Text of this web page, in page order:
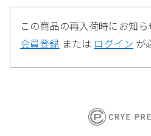
この商品の再入荷時にお知
会員登録 または ログイン が